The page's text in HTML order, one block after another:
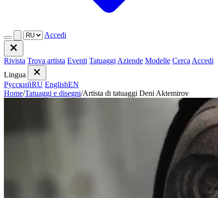
Accedi
Rivista Trova artista Eventi Tatuaggi Aziende Modelle Cerca Accedi
Lingua
РусскийRU EnglishEN
Home/Tatuaggi e disegni/Artista di tatuaggi Deni Aktemirov